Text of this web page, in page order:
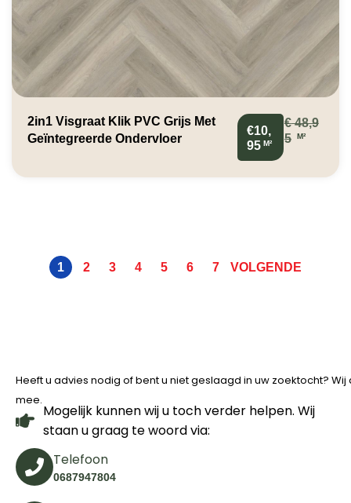
2in1 Visgraat Klik PVC Grijs Met
Geïntegreerde Ondervloer
€10,
95 M²
€48,9
5
M²
1 2 3 4 5 6 7 VOLGENDE
Heeft u advies nodig of bent u niet geslaagd in uw zoektocht?
mee.
Mogelijk kunnen wij u toch verder helpen. Wij
staan u graag te woord via:
Telefoon
0687947804